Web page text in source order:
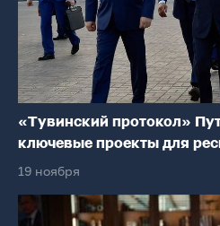
«Тувинский протокол»
ключевые проекты для
19 ноября